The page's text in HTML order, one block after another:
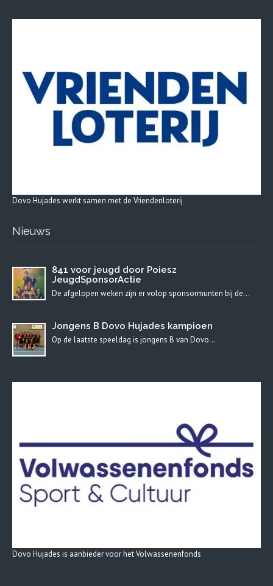
Dovo Hujades werkt samen met de Vriendenloterij
Nieuws
841 voor jeugd door Poiesz
JeugdSponsorActie
De afgelopen weken zijn er volop sponsormunten bij de…
Jongens B Dovo Hujades kampioen
Op de laatste speeldag is jongens B van Dovo…
Dovo Hujades is aanbieder voor het Volwassenenfonds